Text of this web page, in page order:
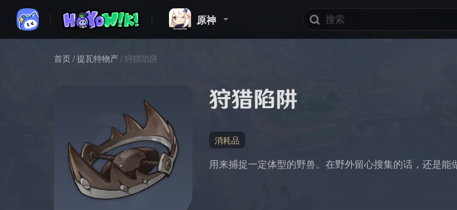
原神
首页/提瓦特物产/狩猎陷阱
狩猎陷阱
消耗品
用来捕捉一定体型的野兽。在野外留心搜集的话，还是能